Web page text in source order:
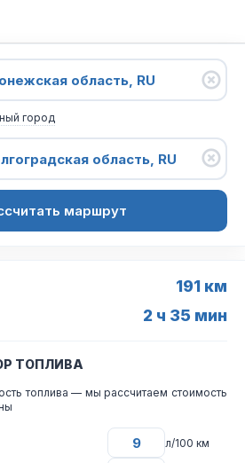
город
маршрут
191 км
2 ч 35 мин
ТОПЛИВА
топлива — мы рассчитаем стоимость
л/100 км